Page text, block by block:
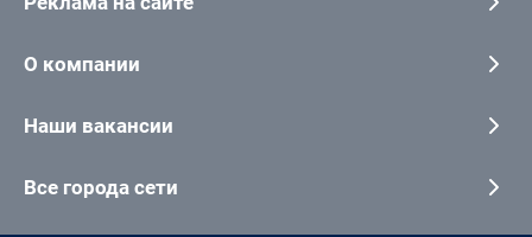
О компании
Наши вакансии
Все города сети